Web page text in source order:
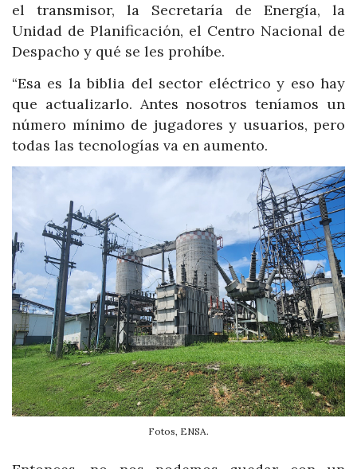
el transmisor, la Secretaría de Energía, la
Unidad de Planificación, el Centro Nacional de
Despacho y qué se les prohíbe.
“Esa es la biblia del sector eléctrico y eso hay
que actualizarlo. Antes nosotros teníamos un
número mínimo de jugadores y usuarios, pero
todas las tecnologías va en aumento.
Fotos, ENSA.